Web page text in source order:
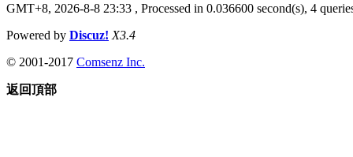
GMT+8, 2026-8-8 23:33 , Processed in 0.036600 second(s), 4
Powered by Discuz! X3.4
© 2001-2017 Comsenz Inc.
返回頂部